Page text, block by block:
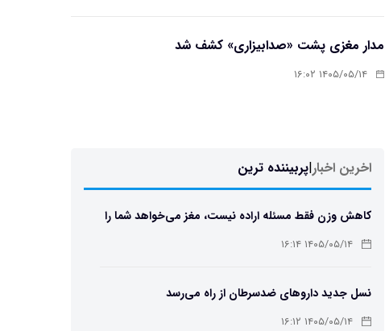
مدار مغزی پشت «صدابیزاری» کشف شد
۱۴۰۵/۰۵/۱۴ ۱۶:۰۲
اخرین اخبار|پربیننده ترین
کاهش وزن فقط مسئله اراده نیست، مغز می‌خواهد شما را
چاق نگه دارد
۱۴۰۵/۰۵/۱۴ ۱۶:۱۴
نسل جدید داروهای ضدسرطان از راه می‌رسد
۱۴۰۵/۰۵/۱۴ ۱۶:۱۲